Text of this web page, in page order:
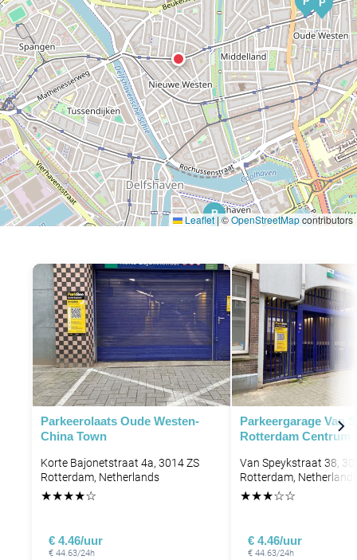
P
P
Leaflet | ©OpenStreetMapcontributors
Parkeerolaats Oude Westen-
China Town
Korte Bajonetstraat 4a, 3014 ZS
Rotterdam, Netherlands
★★★★☆
€ 4.46/uur
€ 44.63/24h
Parkeergarage Van
Rotterdam Centrum
Van Speykstraat 38,
Rotterdam,
★★★☆☆
€ 4.46/uur
€ 44.63/24h